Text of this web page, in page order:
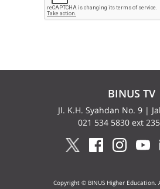
BINUS TV
Jl. K.H. Syahdan No. 9 |
021 534 5830 ext
Copyright © BINUS Higher Education.